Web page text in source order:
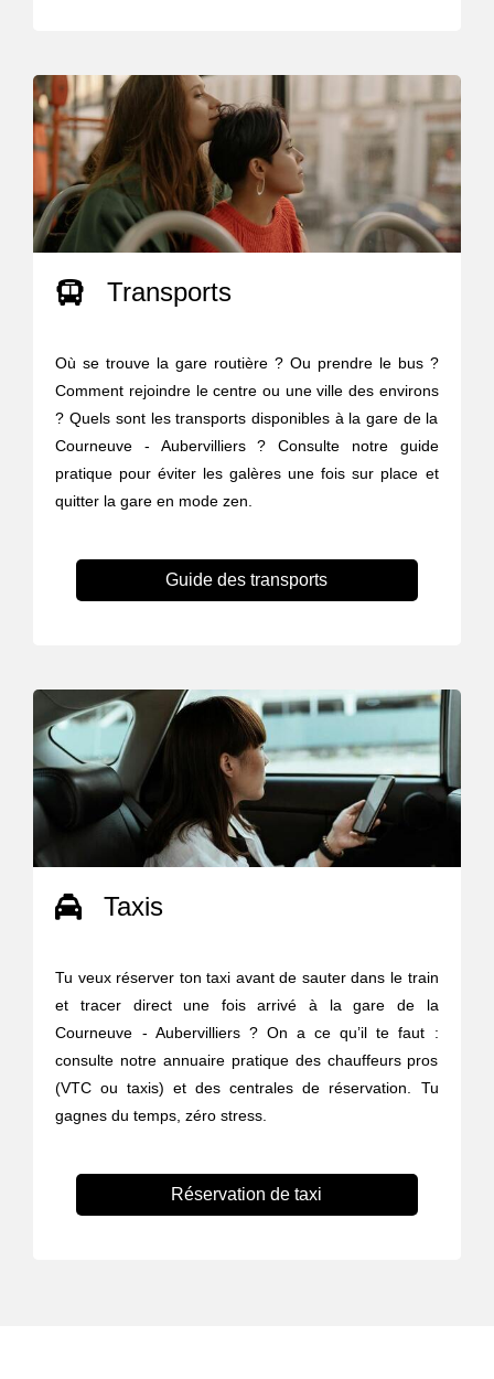
Transports
Où se trouve la gare routière ? Ou prendre le bus ?
Comment rejoindre le centre ou une ville des environs
? Quels sont les transports disponibles à la gare de la
Courneuve - Aubervilliers ? Consulte notre guide
pratique pour éviter les galères une fois sur place et
quitter la gare en mode zen.
Guide des transports
Taxis
Tu veux réserver ton taxi avant de sauter dans le train
et tracer direct une fois arrivé à la gare de la
Courneuve - Aubervilliers ? On a ce qu’il te faut :
consulte notre annuaire pratique des chauffeurs pros
(VTC ou taxis) et des centrales de réservation. Tu
gagnes du temps, zéro stress.
Réservation de taxi